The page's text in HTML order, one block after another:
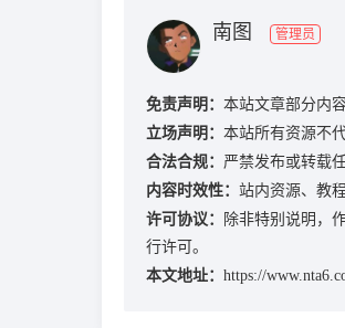
南图 管理员
免责声明： 本站文章部分内
立场声明： 本站所有资源不
合法合规： 严禁发布或转载
内容时效性： 站内资源、教
许可协议：
除非特别说明，
行许可。
本文地址： https://